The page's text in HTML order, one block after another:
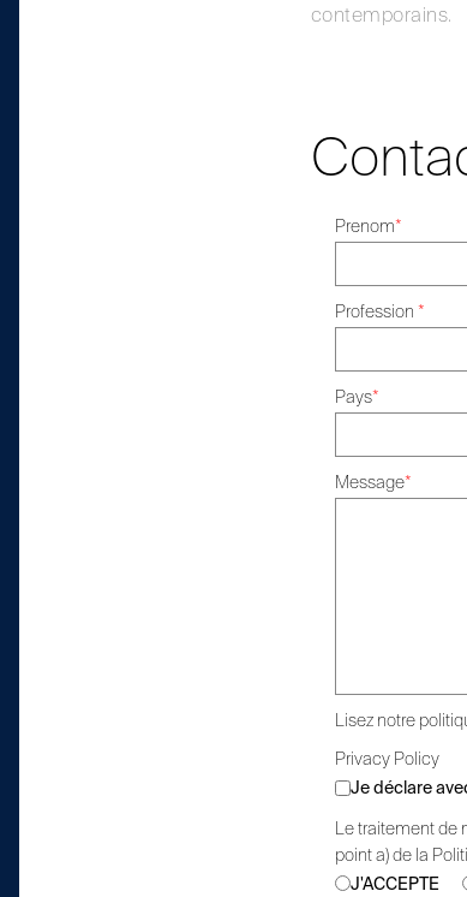
contemporains.
Prenom*
Profession *
Pays*
Message*
Lisez notre
Privacy Policy
Je déclare
Le traitement de
point a) de la
J'ACCEPTE